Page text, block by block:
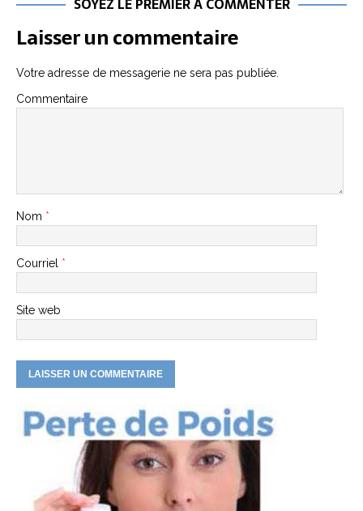
Laisser un commentaire
Votre adresse de messagerie ne sera pas publiée.
Commentaire
Nom *
Courriel *
Site web